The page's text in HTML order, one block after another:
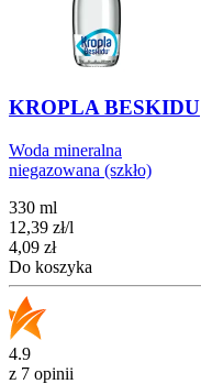
KROPLA BESKIDU
Woda mineralna
niegazowana (szkło)
330 ml
12,39 zł/l
Cena
4,09 zł
Do koszyka
4.9
z 7 opinii